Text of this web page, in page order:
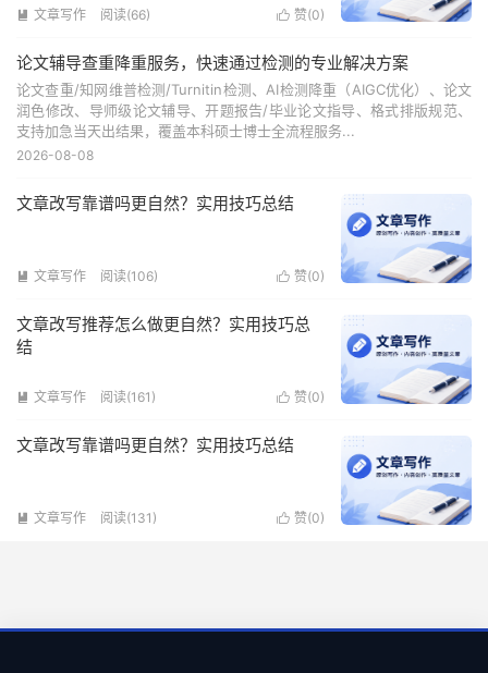
 赞(0)
 文章写作 阅读(66)
论文辅导查重降重服务，快速通过检测的专业解决方案
论文查重/知网维普检测/Turnitin检测、AI检测降重（AIGC优化）、论文
润色修改、导师级论文辅导、开题报告/毕业论文指导、格式排版规范、
支持加急当天出结果，覆盖本科硕士博士全流程服务...
2026-08-08
文章改写靠谱吗更自然？实用技巧总结
 赞(0)
 文章写作 阅读(106)
文章改写推荐怎么做更自然？实用技巧总
结
 赞(0)
 文章写作 阅读(161)
文章改写靠谱吗更自然？实用技巧总结
 赞(0)
 文章写作 阅读(131)